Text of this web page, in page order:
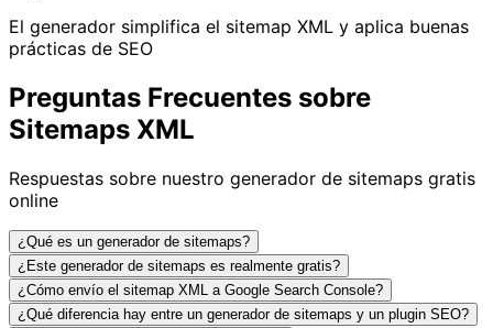
El generador simplifica el sitemap XML y aplica buenas
prácticas de SEO
Preguntas Frecuentes sobre
Sitemaps XML
Respuestas sobre nuestro generador de sitemaps gratis
online
¿Qué es un generador de sitemaps?
¿Este generador de sitemaps es realmente gratis?
¿Cómo envío el sitemap XML a Google Search Console?
¿Qué diferencia hay entre un generador de sitemaps y un plugin SEO?